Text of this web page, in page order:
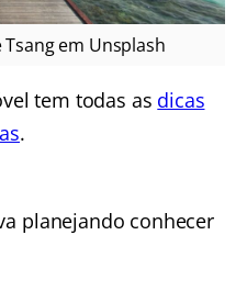
Tsang em Unsplash
tem todas as dicas
.
planejando conhecer